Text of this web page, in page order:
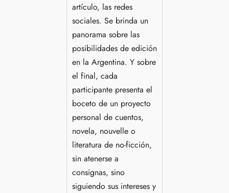
artículo, las redes
sociales. Se brinda un
panorama sobre las
posibilidades de edición
en la Argentina. Y sobre
el final, cada
participante presenta el
boceto de un proyecto
personal de cuentos,
novela, nouvelle o
literatura de no-ficción,
sin atenerse a
consignas, sino
siguiendo sus intereses y